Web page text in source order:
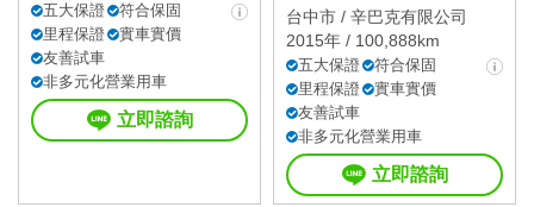
五大保證
符合保固
里程保證
實車實價
友善試車
非多元化營業用車
立即諮詢
台中市 / 辛巴克有限公司
2015年 / 100,888km
五大保證
符合保固
里程保證
實車實價
友善試車
非多元化營業用車
立即諮詢